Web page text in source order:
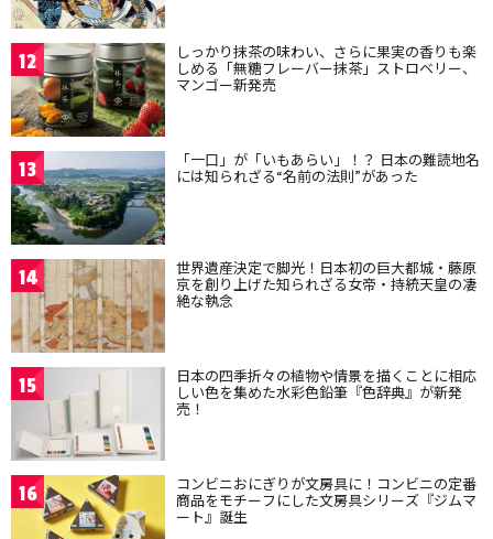
12 しっかり抹茶の味わい、さらに果実の香りも楽
しめる「無糖フレーバー抹茶」ストロベリー、
マンゴー新発売
13 「一口」が「いもあらい」！？ 日本の難読地名
には知られざる“名前の法則”があった
14 世界遺産決定で脚光！日本初の巨大都城・藤原
京を創り上げた知られざる女帝・持統天皇の凄
絶な執念
15 日本の四季折々の植物や情景を描くことに相応
しい色を集めた水彩色鉛筆『色辞典』が新発
売！
16 コンビニおにぎりが文房具に！コンビニの定番
商品をモチーフにした文房具シリーズ『ジムマ
ート』誕生